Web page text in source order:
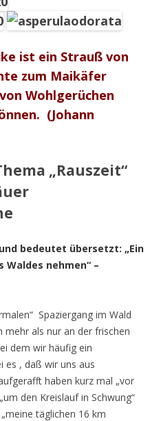
ist ein Strauß von
zum Maikäfer
Wohlgerüchen
(Johann
„Rauszeit“
bedeutet übersetzt: „Ein
Waldes nehmen“ –
Spaziergang im Wald
mehr als nur an der frischen
dem wir häufig ein
es , daß wir uns aus
haben kurz mal „vor
den Kreislauf in Schwung“
täglichen 16 km